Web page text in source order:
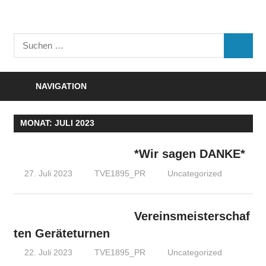
Turnverein
"Frisch
Eisenbach
Suchen
nach:
NAVIGATION
MONAT: JULI 2023
*Wir sagen DANKE*
27. Juli 2023 TVE1895_PR Uncategorized
Vereinsmeisterschaf
ten Geräteturnen
22. Juli 2023 TVE1895_PR Uncategorized